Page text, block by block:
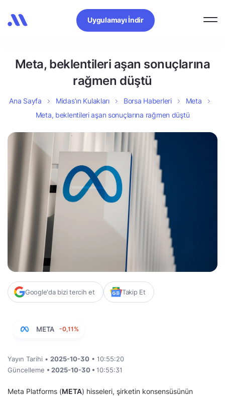
Uygulamayı İndir
Meta, beklentileri aşan sonuçlarına
rağmen düştü
Ana Sayfa Midas’ın Kulakları Borsa Haberleri
Meta
Meta, beklentileri aşan sonuçlarına rağmen düştü
Google'da bizi tercih et Takip Et
META -0,11%
Yayın Tarihi • 2025-10-30 • 10:55:20
Güncelleme • 2025-10-30 • 10:55:31
Meta Platforms (META) hisseleri, şirketin konsensüsünün